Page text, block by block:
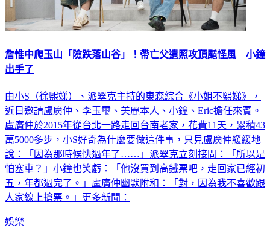
詹惟中爬玉山「險跌落山谷」！帶亡父遺照攻頂颳怪風 小鐘
出手了
由小S（徐熙娣）、派翠克主持的東森綜合《小姐不熙娣》，
近日邀請盧廣仲、李玉璽、美麗本人、小鐘、Eric擔任來賓。
盧廣仲於2015年從台北一路走回台南老家，花費11天，累積43
萬5000多步，小S好奇為什麼要做這件事，只見盧廣仲緩緩地
說：「因為那時候快過年了……」派翠克立刻接問：「所以是
怕塞車？」小鐘也笑虧：「他沒買到高鐵票吧，走回家已經初
五，年都過完了。」盧廣仲幽默附和：「對，因為我不喜歡跟
人家線上搶票。」更多新聞：
娛樂